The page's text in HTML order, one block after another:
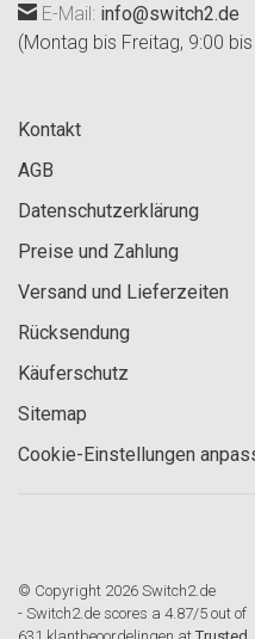
E-Mail: info@switch2.de
(Montag bis Freitag, 9:00
Kontakt
AGB
Datenschutzerklärung
Preise und Zahlung
Versand und Lieferzeiten
Rücksendung
Käuferschutz
Sitemap
Cookie-Einstellungen
© Copyright 2026 Switch2.de
- Switch2.de scores a 4.87/5 out of